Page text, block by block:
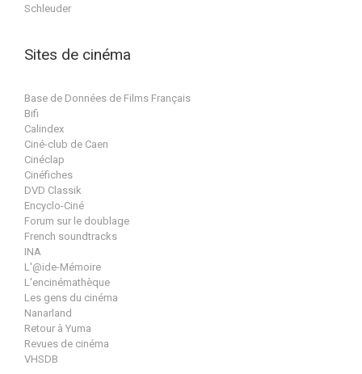
Schleuder
Sites de cinéma
Base de Données de Films Français
Bifi
Calindex
Ciné-club de Caen
Cinéclap
Cinéfiches
DVD Classik
Encyclo-Ciné
Forum sur le doublage
French soundtracks
INA
L'@ide-Mémoire
L'encinémathèque
Les gens du cinéma
Nanarland
Retour à Yuma
Revues de cinéma
VHSDB